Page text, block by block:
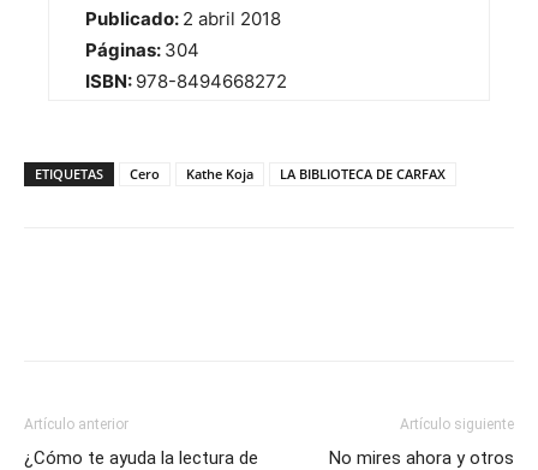
Publicado: 2 abril 2018
Páginas: 304
ISBN: 978-8494668272
ETIQUETAS Cero Kathe Koja LA BIBLIOTECA DE CARFAX
Artículo anterior
¿Cómo te ayuda la lectura de
Artículo siguiente
No mires ahora y otros